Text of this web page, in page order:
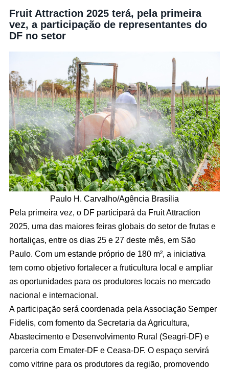
Fruit Attraction 2025 terá, pela primeira
vez, a participação de representantes do
DF no setor
Paulo H. Carvalho/Agência Brasília
Pela primeira vez, o DF participará da Fruit Attraction
2025, uma das maiores feiras globais do setor de frutas e
hortaliças, entre os dias 25 e 27 deste mês, em São
Paulo. Com um estande próprio de 180 m², a iniciativa
tem como objetivo fortalecer a fruticultura local e ampliar
as oportunidades para os produtores locais no mercado
nacional e internacional.
A participação será coordenada pela Associação Semper
Fidelis, com fomento da Secretaria da Agricultura,
Abastecimento e Desenvolvimento Rural (Seagri-DF) e
parceria com Emater-DF e Ceasa-DF. O espaço servirá
como vitrine para os produtores da região, promovendo